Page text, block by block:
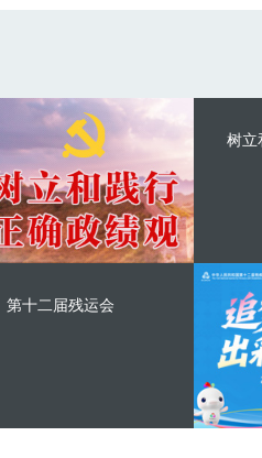
树立
第十二届残运会